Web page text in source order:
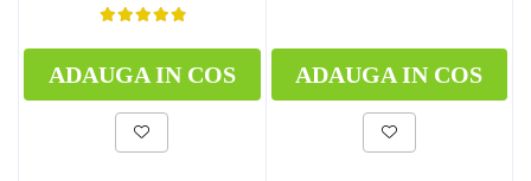
ADAUGA IN COS ADAUGA IN COS